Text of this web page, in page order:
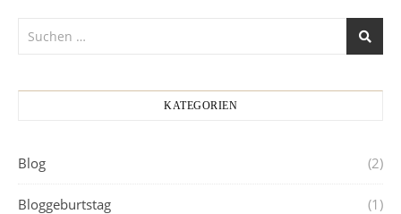
KATEGORIEN
Blog (2)
Bloggeburtstag (1)